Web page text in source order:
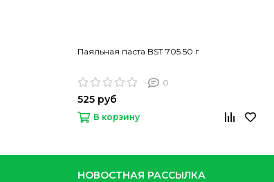
Паяльная паста BST 705 50 г
0
525 руб
В корзину
НОВОСТНАЯ РАССЫЛКА